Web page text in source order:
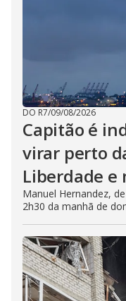
DO R7/09/08/2026
Capitão é
virar perto
Liberdade e
Manuel Hernandez,
2h30 da manhã de